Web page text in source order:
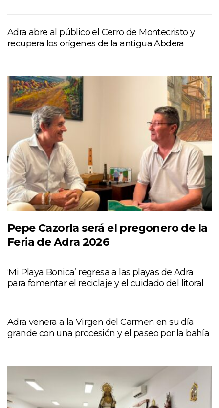
Adra abre al público el Cerro de Montecristo y
recupera los orígenes de la antigua Abdera
Pepe Cazorla será el pregonero de la
Feria de Adra 2026
‘Mi Playa Bonica’ regresa a las playas de Adra
para fomentar el reciclaje y el cuidado del litoral
Adra venera a la Virgen del Carmen en su día
grande con una procesión y el paseo por la bahía